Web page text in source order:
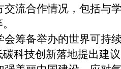
流合作情况，包括与
会筹备举办的世界可持
科技创新落地提出建议